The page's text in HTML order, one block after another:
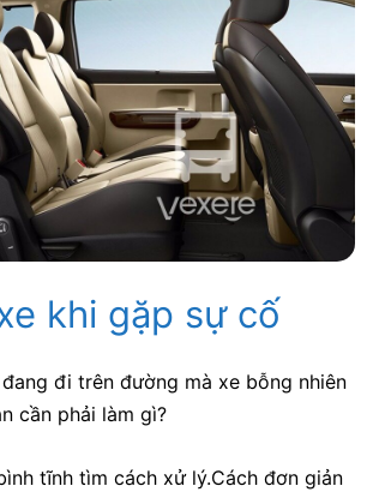
khi gặp sự cố
đi trên đường mà xe bỗng nhiên
cần phải làm gì?
tĩnh tìm cách xử lý.Cách đơn giản